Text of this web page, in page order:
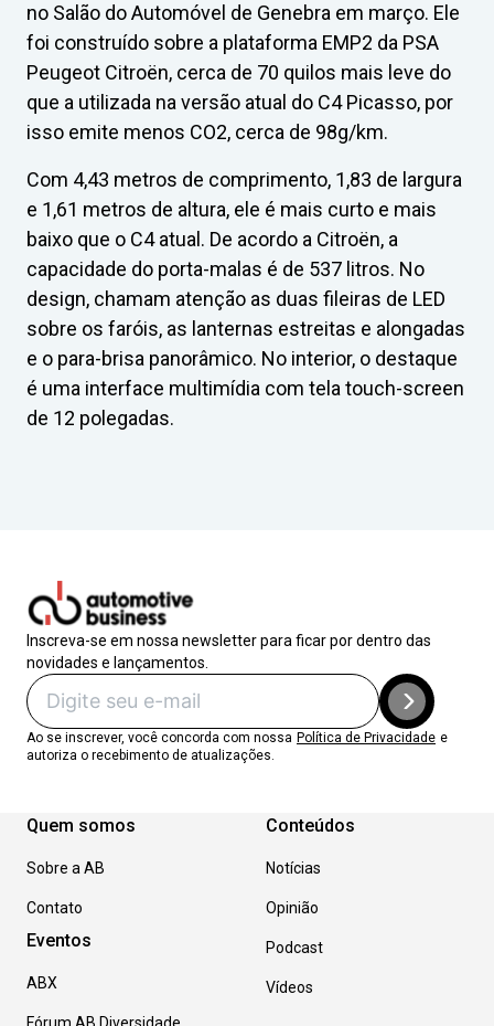
no Salão do Automóvel de Genebra em março. Ele
foi construído sobre a plataforma EMP2 da PSA
Peugeot Citroën, cerca de 70 quilos mais leve do
que a utilizada na versão atual do C4 Picasso, por
isso emite menos CO2, cerca de 98g/km.
Com 4,43 metros de comprimento, 1,83 de largura
e 1,61 metros de altura, ele é mais curto e mais
baixo que o C4 atual. De acordo a Citroën, a
capacidade do porta-malas é de 537 litros. No
design, chamam atenção as duas fileiras de LED
sobre os faróis, as lanternas estreitas e alongadas
e o para-brisa panorâmico. No interior, o destaque
é uma interface multimídia com tela touch-screen
de 12 polegadas.
Inscreva-se em nossa newsletter para ficar por dentro das
novidades e lançamentos.
Ao se inscrever, você concorda com nossa Política de Privacidade e
autoriza o recebimento de atualizações.
Quem somos
Sobre a AB
Contato
Eventos
ABX
Conteúdos
Notícias
Opinião
Podcast
Vídeos